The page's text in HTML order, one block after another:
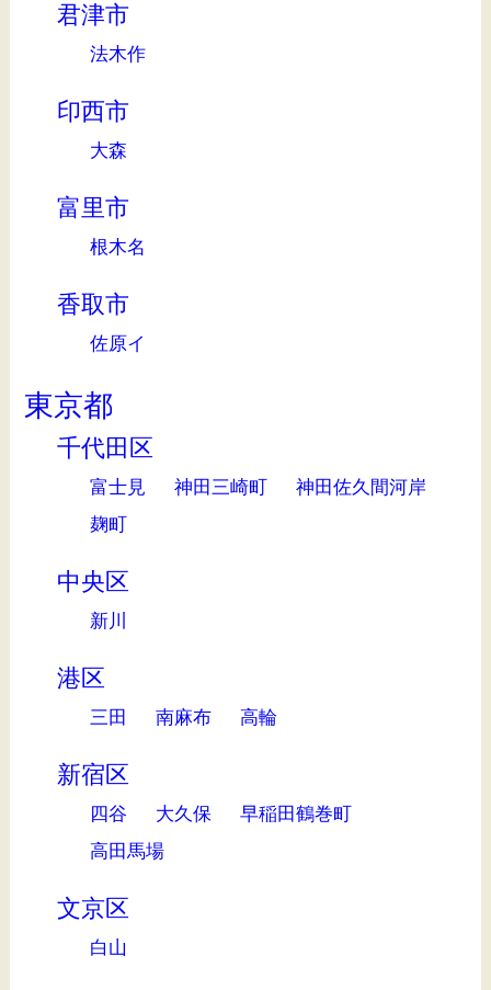
君津市
法木作
印西市
大森
富里市
根木名
香取市
佐原イ
東京都
千代田区
富士見 神田三崎町
神田佐久間河岸
麹町
中央区
新川
港区
三田 南麻布 高輪
新宿区
四谷 大久保
早稲田鶴巻町
高田馬場
文京区
白山